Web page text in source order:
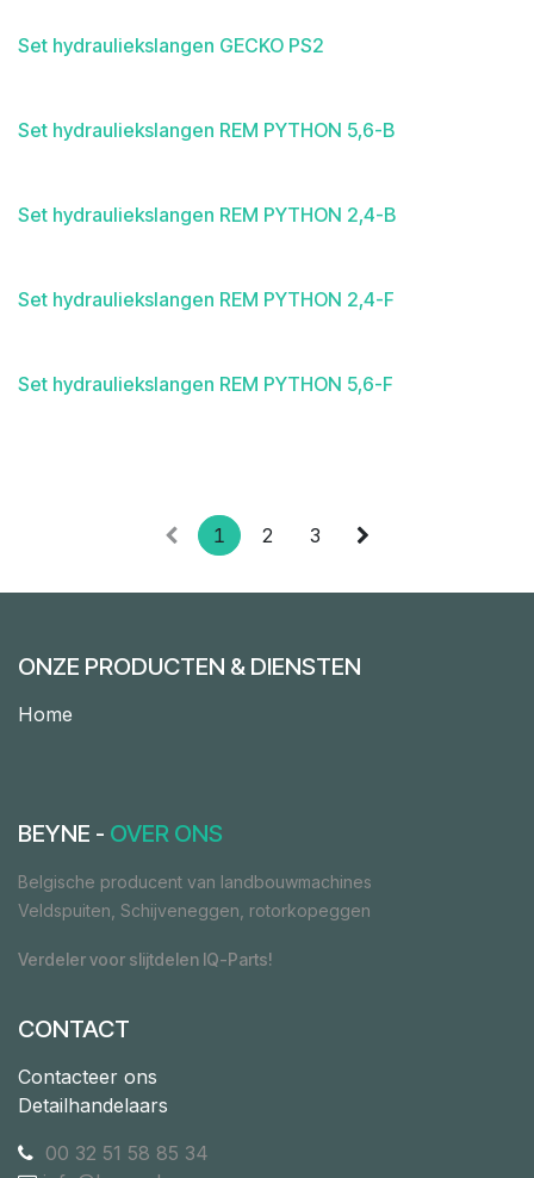
Set hydrauliekslangen GECKO PS2
Set hydrauliekslangen REM PYTHON 5,6-B
Set hydrauliekslangen REM PYTHON 2,4-B
Set hydrauliekslangen REM PYTHON 2,4-F
Set hydrauliekslangen REM PYTHON 5,6-F
1 2 3
ONZE PRODUCTEN & DIENSTEN
Home
BEYNE - OVER ONS
Belgische producent van landbouwmachines
Veldspuiten, Schijveneggen, rotorkopeggen
Verdeler voor slijtdelen IQ-Parts!
CONTACT
Contacteer ons
Detailhandelaars
00 32 51 58 85 34